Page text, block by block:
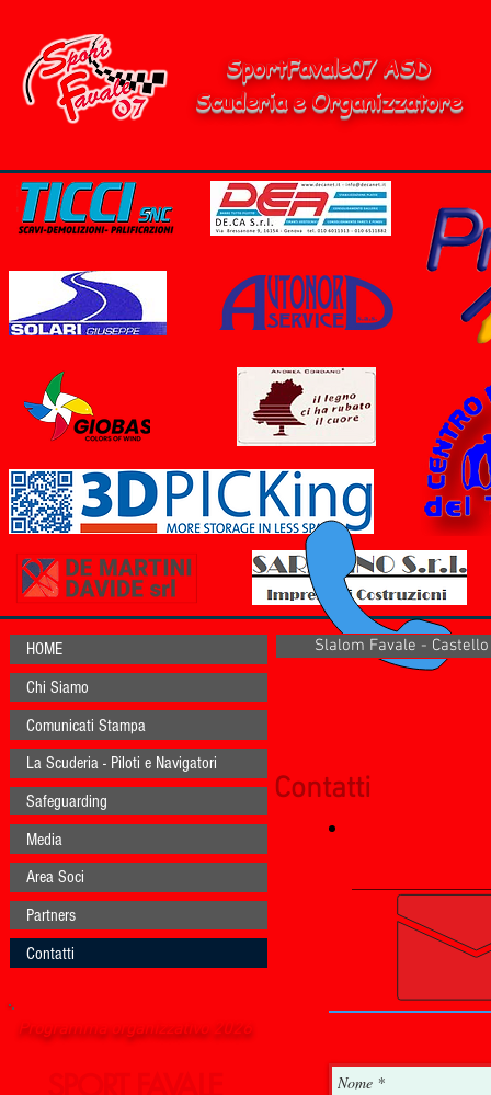
SportFavale07 ASD
Scuderia e Organizzatore
Contatti
Programma organizzativo 2026
Slalom Favale - Castello
HOME
Chi Siamo
Comunicati Stampa
La Scuderia - Piloti e Navigatori
Safeguarding
Media
Area Soci
Partners
Contatti